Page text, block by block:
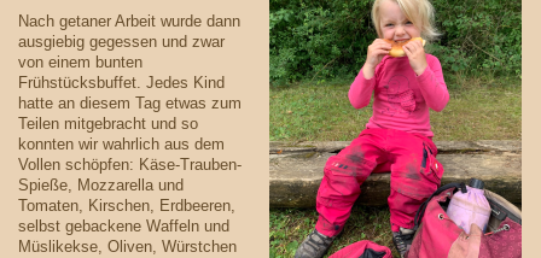
Nach getaner Arbeit wurde dann
ausgiebig gegessen und zwar
von einem bunten
Frühstücksbuffet. Jedes Kind
hatte an diesem Tag etwas zum
Teilen mitgebracht und so
konnten wir wahrlich aus dem
Vollen schöpfen: Käse-Trauben-
Spieße, Mozzarella und
Tomaten, Kirschen, Erdbeeren,
selbst gebackene Waffeln und
Müslikekse, Oliven, Würstchen